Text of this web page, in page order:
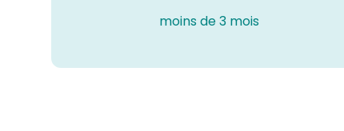
moins de 3 mois